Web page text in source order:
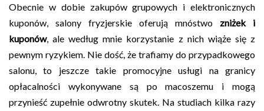
Obecnie w dobie zakupów grupowych i elektronicznych
kuponów, salony fryzjerskie oferują mnóstwo zniżek i
kuponów, ale według mnie korzystanie z nich wiąże się z
pewnym ryzykiem. Nie dość, że trafiamy do przypadkowego
salonu, to jeszcze takie promocyjne usługi na granicy
opłacalności wykonywane są po macoszemu i mogą
przynieść zupełnie odwrotny skutek. Na studiach kilka razy